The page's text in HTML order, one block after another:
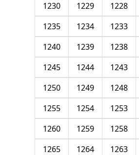
1228
1229
1230
1233
1234
1235
1238
1239
1240
1243
1244
1245
1248
1249
1250
1253
1254
1255
1258
1259
1260
1263
1264
1265